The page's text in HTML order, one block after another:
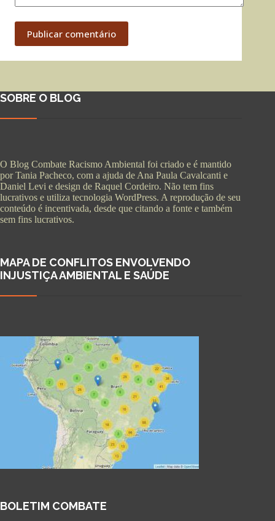
Publicar comentário
SOBRE O BLOG
O Blog Combate Racismo Ambiental foi criado e é mantido
por Tania Pacheco, com a ajuda de Ana Paula Cavalcanti e
Daniel Levi e design de Raquel Cordeiro. Não tem fins
lucrativos e utiliza tecnologia WordPress. A reprodução de seu
conteúdo é incentivada, desde que citando a fonte e também
sem fins lucrativos.
MAPA DE CONFLITOS ENVOLVENDO
INJUSTIÇA AMBIENTAL E SAÚDE
BOLETIM COMBATE